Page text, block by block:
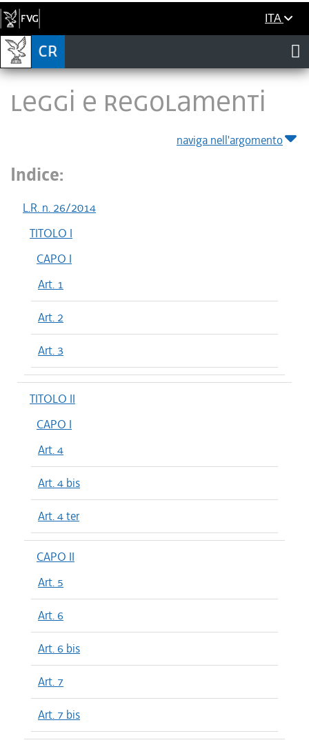
ITA
LEGGI E REGOLAMENTI
naviga nell'argomento
Indice:
L.R. n. 26/2014
TITOLO I
CAPO I
Art. 1
Art. 2
Art. 3
TITOLO II
CAPO I
Art. 4
Art. 4 bis
Art. 4 ter
CAPO II
Art. 5
Art. 6
Art. 6 bis
Art. 7
Art. 7 bis